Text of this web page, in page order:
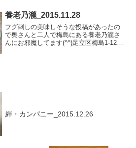
養老乃瀧_2015.11.28
フグ刺しの美味しそうな投稿があったの
で奥さんと二人で梅島にある養老乃瀧さ
んにお邪魔してます(^^)足立区梅島1-12-
絆・カンパニー_2015.12.26